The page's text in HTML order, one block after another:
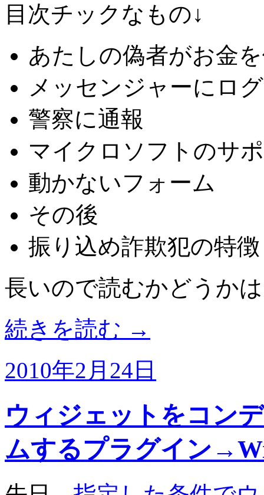
目次チックなもの↓
あたしの偽者がお金
メッセンジャーにロ
警察に通報
マイクロソフトのサ
動かないフォーム
その後
振り込め詐欺犯の特徴
長いので読むかどうか
続きを読む →
2010年2月24日
ウィジェットをコン
ムするプラグイン